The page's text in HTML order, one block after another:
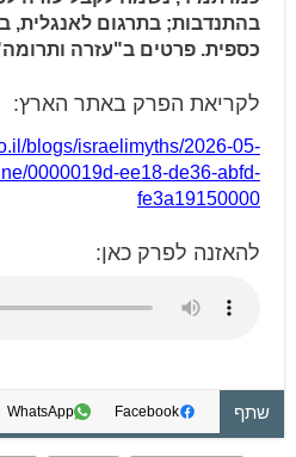
בהתנדבות; בתרגום לאנגלית,
כספית. פרטים ב"עזרה
לקריאת הפרק באתר הארץ:
blogs/israelimyths/2026-05-
0000019d-ee18-de36-abfd-
fe3a19150000
להאזנה לפרק כאן:
שתף Facebook
WhatsApp